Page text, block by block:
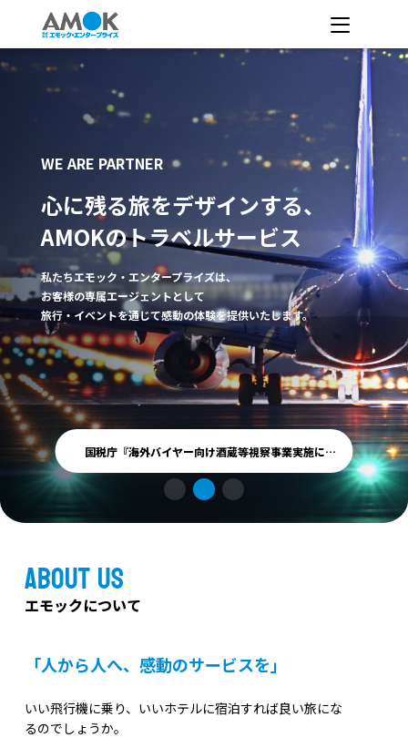
WE ARE PARTNER
心に残る旅をデザインする、
AMOKのトラベルサービス
私たちエモック・エンタープライズは、
お客様の専属エージェントとして
旅行・イベントを通じて感動の体験を提供いたします。
国税庁『海外バイヤー向け酒蔵等視察事業実施に関する運営業務の委託』受注
About us
エモックについて
「人から人へ、感動のサービスを」
いい飛行機に乗り、いいホテルに宿泊すれば良い旅にな
るのでしょうか。